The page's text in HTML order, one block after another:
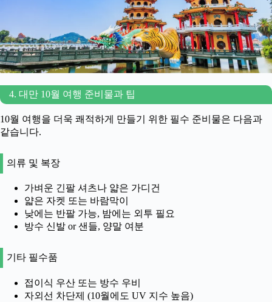
4. 대만 10월 여행 준비물과 팁
10월 여행을 더욱 쾌적하게 만들기 위한 필수 준비물은 다음과
같습니다.
의류 및 복장
가벼운 긴팔 셔츠나 얇은 가디건
얇은 자켓 또는 바람막이
낮에는 반팔 가능, 밤에는 외투 필요
방수 신발 or 샌들, 양말 여분
기타 필수품
접이식 우산 또는 방수 우비
자외선 차단제 (10월에도 UV 지수 높음)